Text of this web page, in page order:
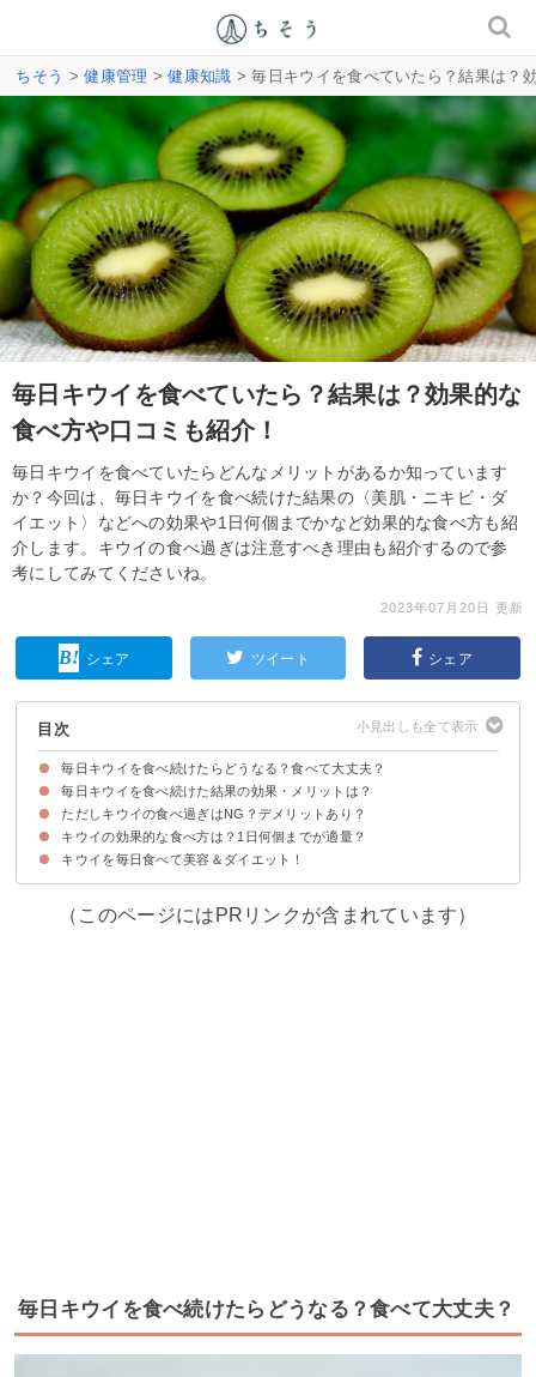
ちそう >健康管理 >健康知識 > 毎日キウイを食べていたら？結果は？
毎日キウイを食べていたら？結果は？効果的な
食べ方や口コミも紹介！
毎日キウイを食べていたらどんなメリットがあるか知っています
か？今回は、毎日キウイを食べ続けた結果の〈美肌・ニキビ・ダ
イエット〉などへの効果や1日何個までかなど効果的な食べ方も紹
介します。キウイの食べ過ぎは注意すべき理由も紹介するので参
考にしてみてくださいね。
2023年07月20日 更新
シェア ツイート シェア
目次
毎日キウイを食べ続けたらどうなる？食べて大丈夫？
毎日キウイを食べ続けた結果の効果・メリットは？
①美肌・ニキビ改善
②便秘解消などダイエット効果
③むくみ解消
ただしキウイの食べ過ぎはNG？デメリットあり？
①消化不良による下痢・腹痛
②舌がピリピリする
キウイの効果的な食べ方は？1日何個までが適量？
キウイは1日2個までが適量
キウイを食べるタイミングは夜がおすすめ
ヨーグルトなどと食べ合わせるのもおすすめ
キウイを毎日食べて美容＆ダイエット！
（このページにはPRリンクが含まれています）
毎日キウイを食べ続けたらどうなる？食べて大丈夫？